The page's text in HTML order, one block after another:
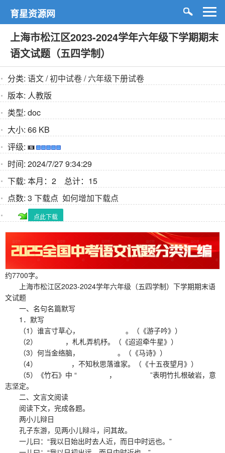
育星资源网
上海市松江区2023-2024学年六年级下学期期末
语文试题（五四学制）
分类: 语文/初中试卷/六年级下册试卷
版本: 人教版
类型: doc
大小: 66 KB
评级:
时间: 2024/7/27 9:34:29
下载: 本月：2 总计：15
点数: 3 下载点 如何增加下载点
点此下载
约7700字。
上海市松江区2023-2024学年六年级（五四学制）下学期期末语
文试题
一、名句名篇默写
1．默写
（1）谁言寸草心， 。（《游子吟》）
（2） ，札札弄机杼。（《迢迢牵牛星》）
（3）何当金络脑， 。（《马诗》）
（4） ，不知秋思落谁家。（《十五夜望月》）
（5）《竹石》中 “ ， ”表明竹扎根破岩，意
志坚定。
二、文言文阅读
阅读下文，完成各题。
两小儿辩日
孔子东游，见两小儿辩斗，问其故。
一儿曰：“我以日始出时去人近，而日中时远也。”